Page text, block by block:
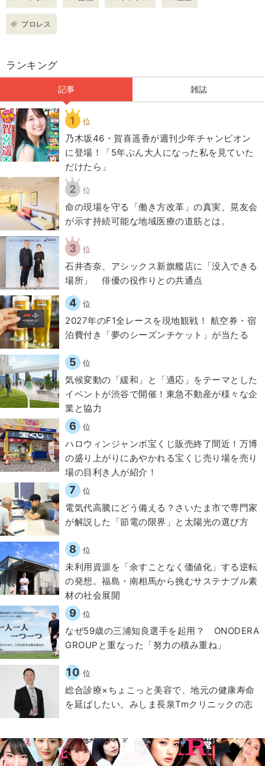
プロレス
ランキング
記事 雑誌
1 位
乃木坂46・賀喜遥香が週刊少年チャンピオン
に登場！「5年ぶん大人になった私を見ていた
だけたら」
2 位
​命の現場を守る「働き方改革」の真実。晃友会
が示す持続可能な地域医療の道筋とは。
3 位
石井杏奈、アシックス新旗艦店に「没入できる
場所」 俳優の役作りとの共通点
4 位
2027年のF1全レースを現地観戦！ 航空券・宿
泊費付き「夢のシーズンチケット」が当たる
5 位
気候変動の「緩和」と「適応」をテーマとした
イベントが渋谷で開催！東急不動産が様々な企
業と協力
6 位
ハロウィンジャンボ宝くじ販売終了間近！万博
の盛り上がりにあやかれる宝くじ売り場を売り
場の目利き人が紹介！
7 位
電気代高騰にどう備える？さいたま市で専門家
が解説した「節電の限界」と太陽光の選び方
8 位
​​未利用資源を「余すことなく価値化」する逆転
の発想。福島・南相馬から挑むサステナブル素
材の社会展開​
9 位
なぜ59歳の三浦知良選手を起用？ ONODERA
GROUPと重なった「努力の積み重ね」
10 位
総合診療×ちょこっと美容で、地元の健康寿命
を延ばしたい。みしま長泉Tmクリニックの志